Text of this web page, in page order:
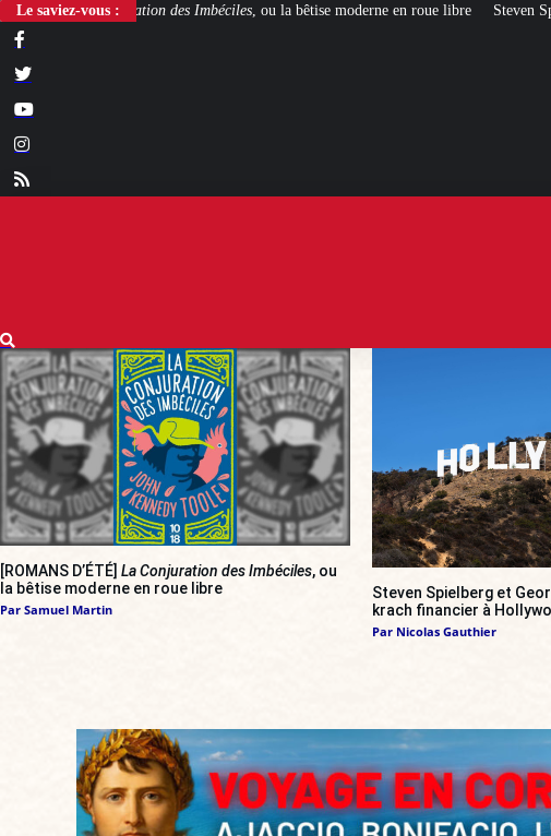
Le saviez-vous :
Imbéciles, ou la bêtise moderne en roue libre Steven Spielberg et George Lucas
[ROMANS D’ÉTÉ] La Conjuration des Imbéciles, ou
la bêtise moderne en roue libre
Par Samuel Martin
Steven Spielberg et
krach financier à
Par Nicolas Gauthier